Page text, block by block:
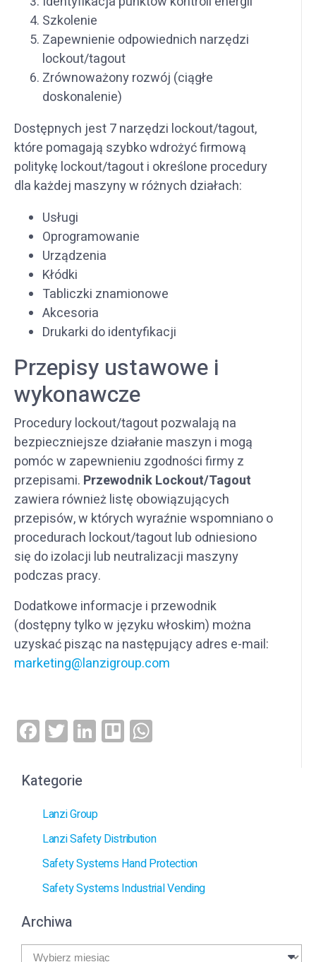
Szkolenie
Zapewnienie odpowiednich narzędzi
lockout/tagout
Zrównoważony rozwój (ciągłe
doskonalenie)
Dostępnych jest 7 narzędzi lockout/tagout,
które pomagają szybko wdrożyć firmową
politykę lockout/tagout i określone procedury
dla każdej maszyny w różnych działach:
Usługi
Oprogramowanie
Urządzenia
Kłódki
Tabliczki znamionowe
Akcesoria
Drukarki do identyfikacji
Przepisy ustawowe i
wykonawcze
Procedury lockout/tagout pozwalają na
bezpieczniejsze działanie maszyn i mogą
pomóc w zapewnieniu zgodności firmy z
przepisami. Przewodnik Lockout/Tagout
zawiera również listę obowiązujących
przepisów, w których wyraźnie wspomniano o
procedurach lockout/tagout lub odniesiono
się do izolacji lub neutralizacji maszyny
podczas pracy.
Dodatkowe informacje i przewodnik
(dostępny tylko w języku włoskim) można
uzyskać pisząc na następujący adres e-mail:
marketing@lanzigroup.com
Facebook
Twitter
LinkedIn
Trello
Kategorie
Lanzi Group
Lanzi Safety Distribution
Safety Systems Hand Protection
Safety Systems Industrial Vending
Archiwa
Archiwa